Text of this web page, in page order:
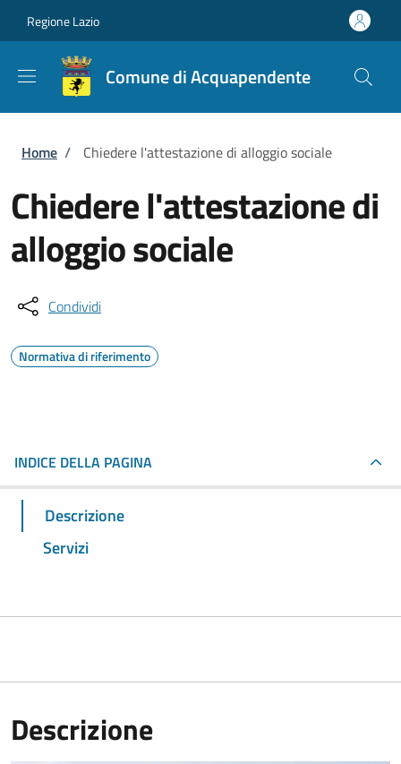
Regione Lazio
Comune di Acquapendente
Briciole di pane
Home / Chiedere l'attestazione di alloggio sociale
Chiedere l'attestazione di
alloggio sociale
Condividi
Normativa di riferimento
INDICE DELLA PAGINA
Descrizione
Servizi
Descrizione